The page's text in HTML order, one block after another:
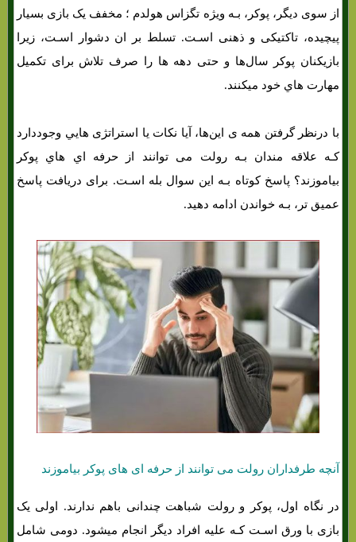
از سوی دیگر، پوکر، بـه ویژه تگزاس هولدم ؛ مخفف یک بازی بسیار
پیچیده، تاکتیکی و ذهنی اسـت. تسلط بر ان دشوار اسـت، زیرا
بازیکنان پوکر سال‌ها و حتی دهه ها را صرف تلاش برای تکمیل
مهارت هاي‌ خود میکنند.
با درنظر گرفتن همه ی این‌ها، آیا نکات یا استراتژی هایي وجوددارد
کـه علاقه مندان بـه رولت می توانند از حرفه اي هاي‌ پوکر
بیاموزند؟ پاسخ کوتاه بـه این سوال بله اسـت. برای دریافت پاسخ
عمیق تر، بـه خواندن ادامه دهید.
آنچه طرفداران رولت می توانند از حرفه ای های پوکر بیاموزند
در نگاه اول، پوکر و رولت شباهت چندانی باهم ندارند. اولی یک
بازی با ورق اسـت کـه علیه افراد دیگر انجام میشود. دومی شامل